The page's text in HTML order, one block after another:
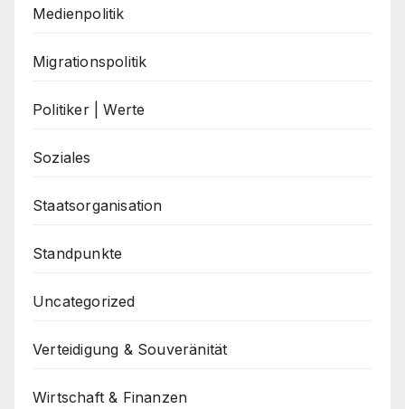
Medienpolitik
Migrationspolitik
Politiker | Werte
Soziales
Staatsorganisation
Standpunkte
Uncategorized
Verteidigung & Souveränität
Wirtschaft & Finanzen